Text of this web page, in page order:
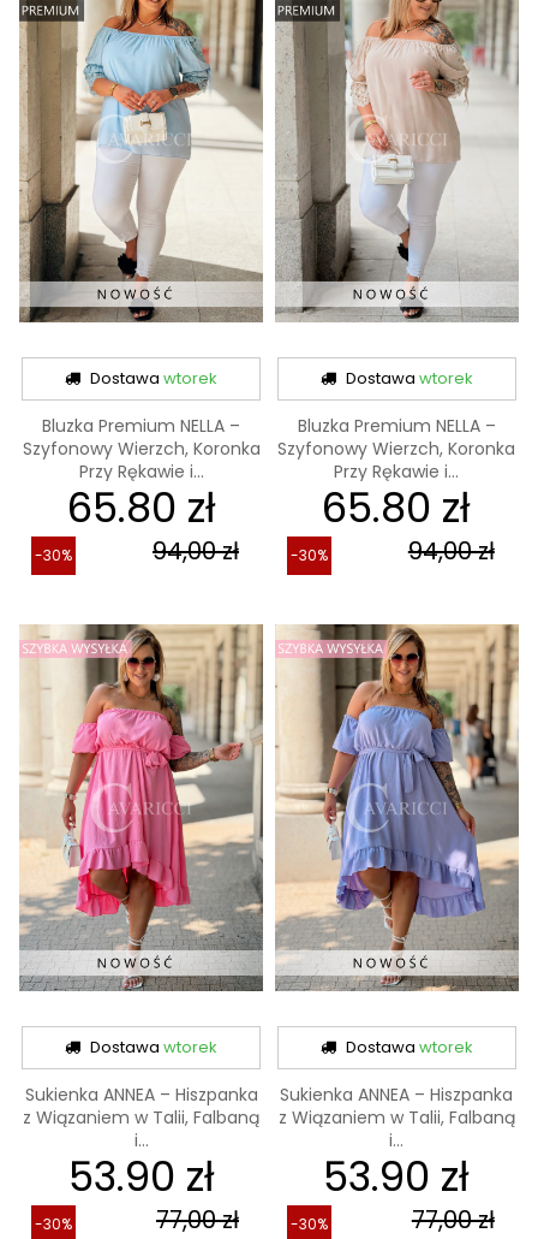
Dostawawtorek
Bluzka Premium NELLA –
Szyfonowy Wierzch, Koronka
Przy Rękawie i...
65.80 zł
94,00 zł
-30%
Dostawa wtorek
Bluzka Premium NELLA –
Szyfonowy Wierzch, Koronka
Przy Rękawie i...
65.80 zł
94,00 zł
-30%
Dostawawtorek
Sukienka ANNEA – Hiszpanka
z Wiązaniem w Talii, Falbaną
i...
53.90 zł
77,00 zł
-30%
Dostawa wtorek
Sukienka ANNEA – Hiszpanka
z Wiązaniem w Talii, Falbaną
i...
53.90 zł
77,00 zł
-30%